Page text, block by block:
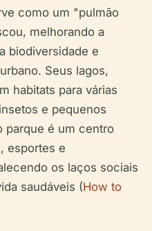
como um "pulmão
melhorando a
biodiversidade e
Seus lagos,
habitats para várias
e pequenos
parque é um centro
esportes e
os laços sociais
saudáveis (How to